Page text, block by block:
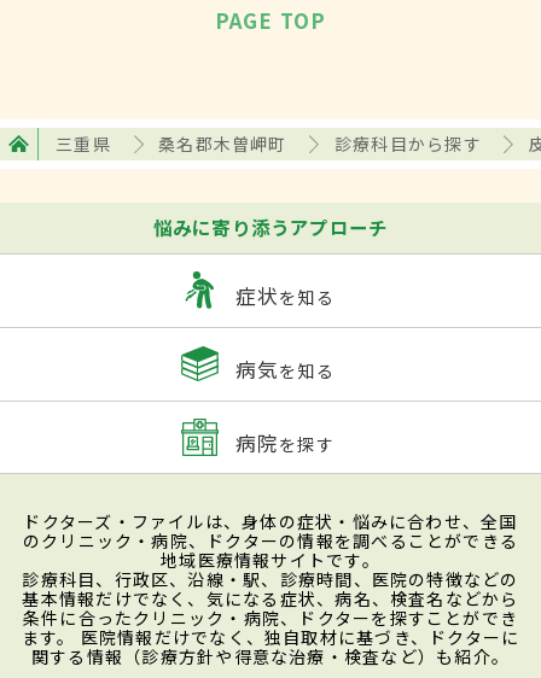
PAGE TOP
三重県 桑名郡木曽岬町 診療科目から探す
悩みに寄り添うアプローチ
症状を知る
病気を知る
病院を探す
ドクターズ・ファイルは、身体の症状・悩みに合わせ、全国
のクリニック・病院、ドクターの情報を調べることができる
地域医療情報サイトです。
診療科目、行政区、沿線・駅、診療時間、医院の特徴などの
基本情報だけでなく、気になる症状、病名、検査名などから
条件に合ったクリニック・病院、ドクターを探すことができ
ます。 医院情報だけでなく、独自取材に基づき、ドクターに
関する情報（診療方針や得意な治療・検査など）も紹介。